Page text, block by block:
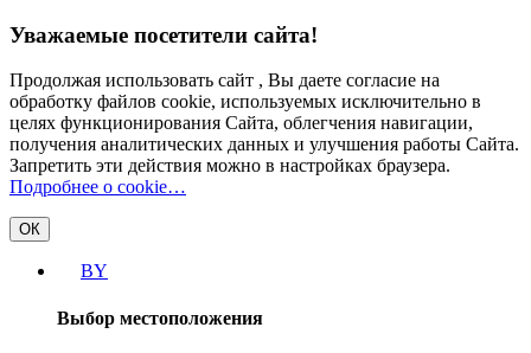
Уважаемые посетители сайта!
Продолжая использовать сайт , Вы даете согласие на
обработку файлов cookie, используемых исключительно в
целях функционирования Сайта, облегчения навигации,
получения аналитических данных и улучшения работы Сайта.
Запретить эти действия можно в настройках браузера.
Подробнее о cookie…
ОК
BY
Выбор местоположения